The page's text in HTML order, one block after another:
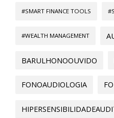
#SMART FINANCE TOOLS
#WEALTH MANAGEMENT
BARULHONOOUVIDO
FONOAUDIOLOGIA